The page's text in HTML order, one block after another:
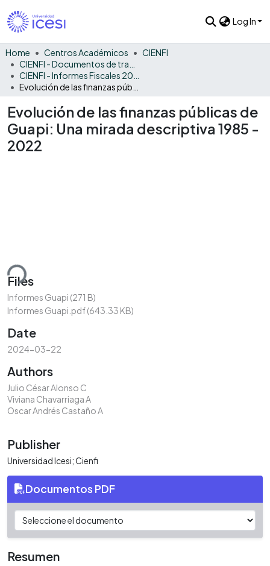
Log In
Home Centros Académicos
CIENFI
Evolución de las finanzas públicas de
Guapi: Una mirada descriptiva 1985 -
2022
Files
Informes Guapi (271 B)
Informes Guapi.pdf(643.33 KB)
Date
2024-03-22
Authors
Julio César Alonso C
Viviana Chavarriaga A
Oscar Andrés Castaño A
Publisher
Universidad Icesi; Cienfi
Documentos PDF
Resumen